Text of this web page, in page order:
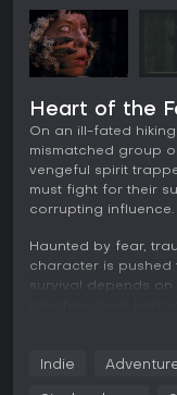
Heart of the
On an ill-fated
mismatched group
vengeful spirit
must fight for their
corrupting influence.
Haunted by fear,
character is pushed
survival depends
As the events
Indie